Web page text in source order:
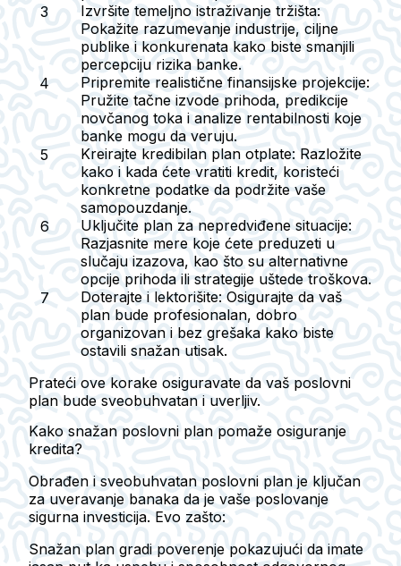
Izvršite temeljno istraživanje tržišta:
Pokažite razumevanje industrije, ciljne
publike i konkurenata kako biste smanjili
percepciju rizika banke.
Pripremite realistične finansijske projekcije:
Pružite tačne izvode prihoda, predikcije
novčanog toka i analize rentabilnosti koje
banke mogu da veruju.
Kreirajte kredibilan plan otplate: Razložite
kako i kada ćete vratiti kredit, koristeći
konkretne podatke da podržite vaše
samopouzdanje.
Uključite plan za nepredviđene situacije:
Razjasnite mere koje ćete preduzeti u
slučaju izazova, kao što su alternativne
opcije prihoda ili strategije uštede troškova.
Doterajte i lektorišite: Osigurajte da vaš
plan bude profesionalan, dobro
organizovan i bez grešaka kako biste
ostavili snažan utisak.
Prateći ove korake osiguravate da vaš poslovni
plan bude sveobuhvatan i uverljiv.
Kako snažan poslovni plan pomaže osiguranje
kredita?
Obrađen i sveobuhvatan poslovni plan je ključan
za uveravanje banaka da je vaše poslovanje
sigurna investicija. Evo zašto:
Snažan plan gradi poverenje pokazujući da imate